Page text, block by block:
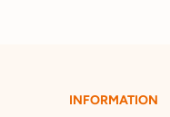
INFORMATION